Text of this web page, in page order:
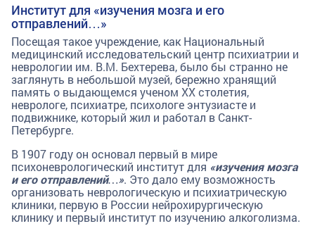
Институт для «изучения мозга и его
отправлений…»
Посещая такое учреждение, как Национальный
медицинский исследовательский центр психиатрии и
неврологии им. В.М. Бехтерева, было бы странно не
заглянуть в небольшой музей, бережно хранящий
память о выдающемся ученом ХХ столетия,
неврологе, психиатре, психологе энтузиасте и
подвижнике, который жил и работал в Санкт-
Петербурге.
В 1907 году он основал первый в мире
психоневрологический институт для «изучения мозга
и его отправлений…». Это дало ему возможность
организовать неврологическую и психиатрическую
клиники, первую в России нейрохирургическую
клинику и первый институт по изучению алкоголизма.